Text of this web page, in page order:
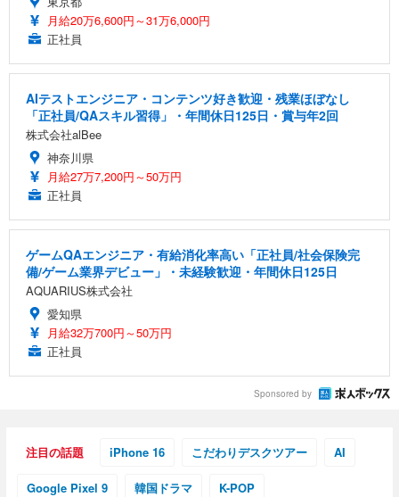
月給20万6,600円～31万6,000円
正社員
AIテストエンジニア・コンテンツ好き歓迎・残業ほぼなし
「正社員/QAスキル習得」・年間休日125日・賞与年2回
株式会社alBee
神奈川県
月給27万7,200円～50万円
正社員
ゲームQAエンジニア・有給消化率高い「正社員/社会保険完
備/ゲーム業界デビュー」・未経験歓迎・年間休日125日
AQUARIUS株式会社
愛知県
月給32万700円～50万円
正社員
Sponsored by
注目の話題 iPhone 16 こだわりデスクツアー AI
Google Pixel 9 韓国ドラマ K-POP